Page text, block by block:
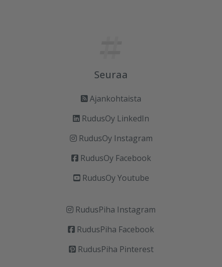
Seuraa
Ajankohtaista
RudusOy LinkedIn
RudusOy Instagram
RudusOy Facebook
RudusOy Youtube
RudusPiha Instagram
RudusPiha Facebook
RudusPiha Pinterest